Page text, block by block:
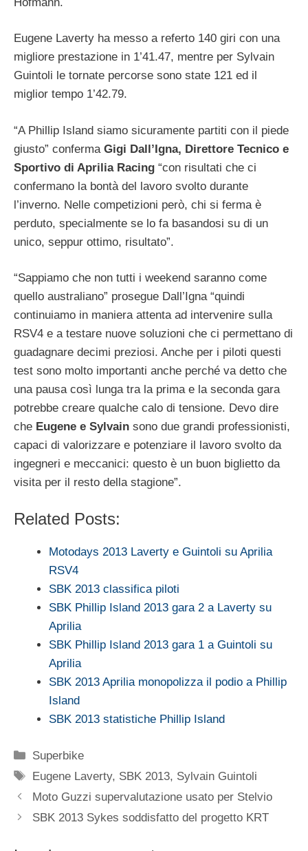
Eugene Laverty ha messo a referto 140 giri con una
migliore prestazione in 1’41.47, mentre per Sylvain
Guintoli le tornate percorse sono state 121 ed il
miglior tempo 1’42.79.
“A Phillip Island siamo sicuramente partiti con il piede
giusto” conferma Gigi Dall’Igna, Direttore Tecnico e
Sportivo di Aprilia Racing “con risultati che ci
confermano la bontà del lavoro svolto durante
l’inverno. Nelle competizioni però, chi si ferma è
perduto, specialmente se lo fa basandosi su di un
unico, seppur ottimo, risultato”.
“Sappiamo che non tutti i weekend saranno come
quello australiano” prosegue Dall’Igna “quindi
continuiamo in maniera attenta ad intervenire sulla
RSV4 e a testare nuove soluzioni che ci permettano di
guadagnare decimi preziosi. Anche per i piloti questi
test sono molto importanti anche perché va detto che
una pausa così lunga tra la prima e la seconda gara
potrebbe creare qualche calo di tensione. Devo dire
che Eugene e Sylvain sono due grandi professionisti,
capaci di valorizzare e potenziare il lavoro svolto da
ingegneri e meccanici: questo è un buon biglietto da
visita per il resto della stagione”.
Related Posts:
Motodays 2013 Laverty e Guintoli su Aprilia
RSV4
SBK 2013 classifica piloti
SBK Phillip Island 2013 gara 2 a Laverty su
Aprilia
SBK Phillip Island 2013 gara 1 a Guintoli su
Aprilia
SBK 2013 Aprilia monopolizza il podio a Phillip
Island
SBK 2013 statistiche Phillip Island
Categorie
Superbike
Tag
Eugene Laverty, SBK 2013, Sylvain Guintoli
Moto Guzzi supervalutazione usato per Stelvio
SBK 2013 Sykes soddisfatto del progetto KRT